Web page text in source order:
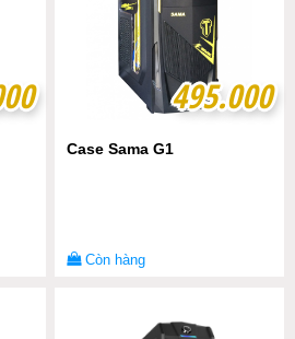
495.000
495.000
Case Sama G1
Còn hàng